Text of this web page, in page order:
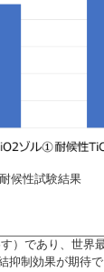
候性試験結果
）であり、世界
抑制効果が期待